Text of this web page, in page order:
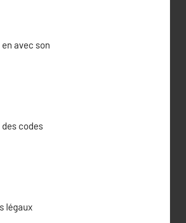
avec son
codes
légaux